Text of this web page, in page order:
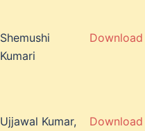
Shemushi
Kumari
Download
Ujjawal Kumar,
Download